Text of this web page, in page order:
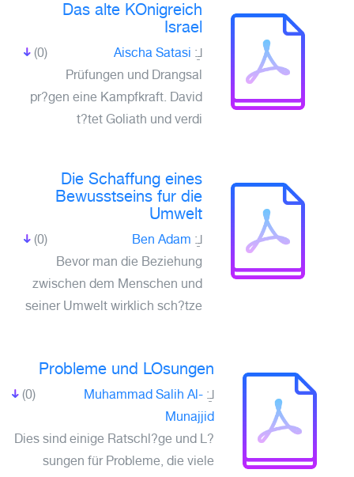
Das alte KOnigreich
Israel
(0) لـِ: Aischa Satasi
Prüfungen und Drangsal
pr?gen eine Kampfkraft. David
t?tet Goliath und verdi
Die Schaffung eines
Bewusstseins fur die
Umwelt
(0) لـِ: Ben Adam
Bevor man die Beziehung
zwischen dem Menschen und
seiner Umwelt wirklich sch?tze
Probleme und LOsungen
(0) لـِ: Muhammad Salih Al-
Munajjid
Dies sind einige Ratschl?ge und L?
sungen für Probleme, die viele